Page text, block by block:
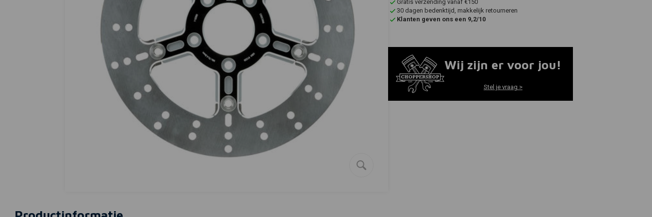
Gratis verzending vanaf €150
30 dagen bedenktijd, makkelijk retourneren
Klanten geven ons een 9,2/10
Wij zijn er voor jou!
Stel je vraag >